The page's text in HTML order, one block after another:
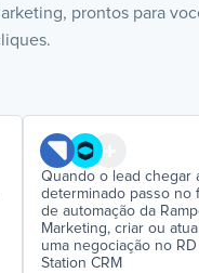
prontos para
Quando o lead chegar
determinado passo no
de automação da
Marketing, criar ou
uma negociação no RD
Station CRM